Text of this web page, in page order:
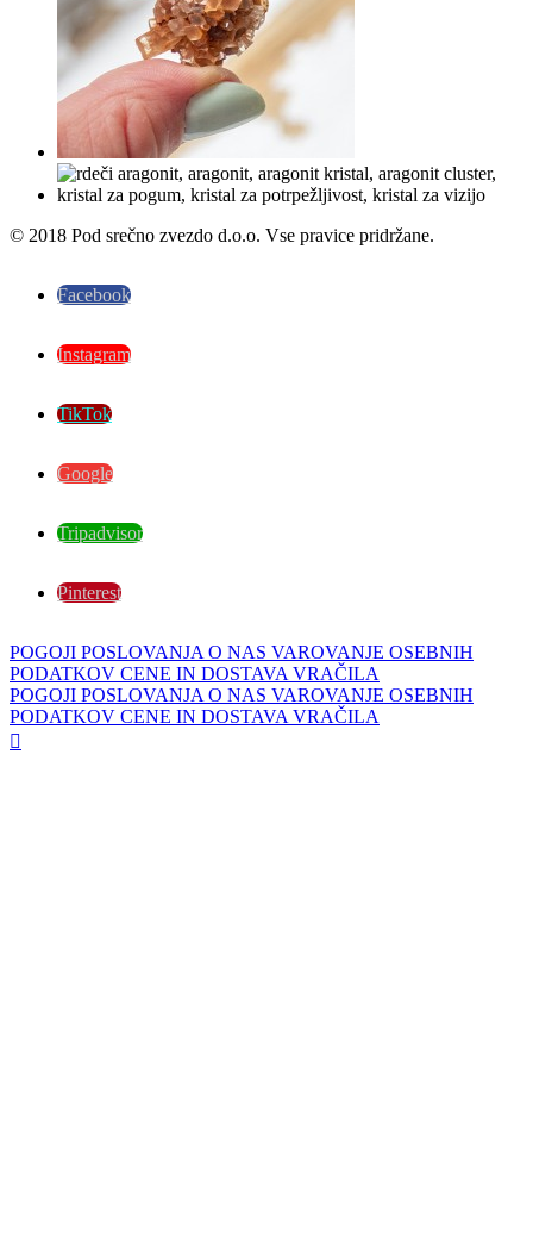
© 2018 Pod srečno zvezdo d.o.o. Vse pravice pridržane.
Facebook
Instagram
TikTok
Google
Tripadvisor
Pinterest
POGOJI POSLOVANJA O NAS VAROVANJE OSEBNIH
PODATKOV CENE IN DOSTAVA VRAČILA
POGOJI POSLOVANJA O NAS VAROVANJE OSEBNIH
PODATKOV CENE IN DOSTAVA VRAČILA
